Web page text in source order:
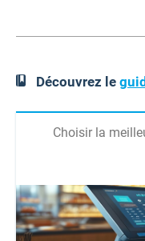
Découvrez le
Choisir la